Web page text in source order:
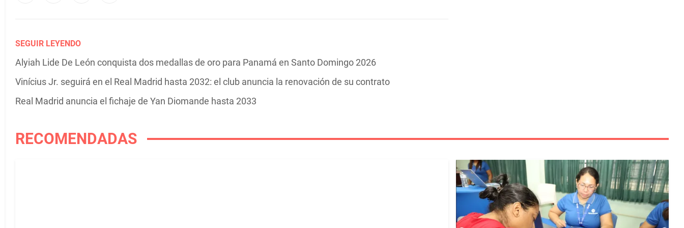
SEGUIR LEYENDO
Alyiah Lide De León conquista dos medallas de oro para Panamá en Santo Domingo 2026
Vinícius Jr. seguirá en el Real Madrid hasta 2032: el club anuncia la renovación de su contrato
Real Madrid anuncia el fichaje de Yan Diomande hasta 2033
RECOMENDADAS